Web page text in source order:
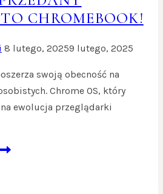
CHROMEBOOK!
8 lutego, 20259 lutego, 2025
swoją obecność na
Chrome OS, który
ewolucja przeglądarki